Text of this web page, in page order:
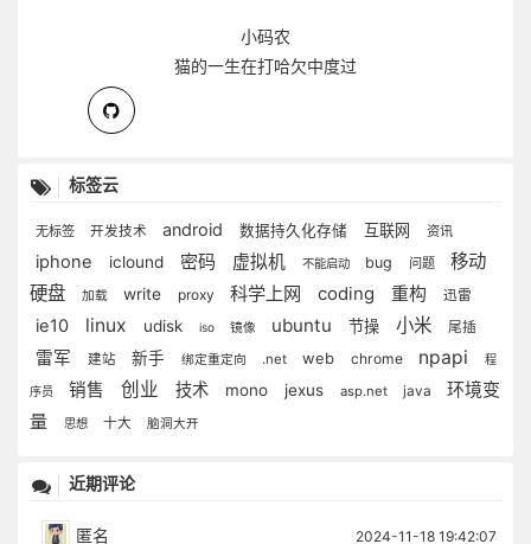
小码农
猫的一生在打哈欠中度过
标签云
无标签 开发技术 android 数据持久化存储 互联网 资讯
iphone iclound 密码 虚拟机 不能启动 bug 问题
移动
硬盘
加载 write proxy 科学上网 coding 重构 迅雷
ie10 linux udisk iso 镜像 ubuntu 节操 小米 尾插
雷军 建站 新手 绑定重定向 .net web chrome npapi 程
序员 销售 创业 技术 mono jexus asp.net java
环境变
量
思想 十大 脑洞大开
近期评论
匿名 2024-11-18 19:42:07